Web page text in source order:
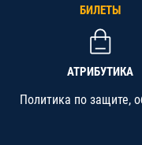
БИЛЕТЫ
АТРИБУТИКА
Политика по защите,